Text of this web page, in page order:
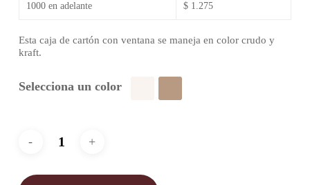
1000 en adelante $ 1.275
Esta caja de cartón con ventana se maneja en color crudo y
kraft.
Selecciona un color